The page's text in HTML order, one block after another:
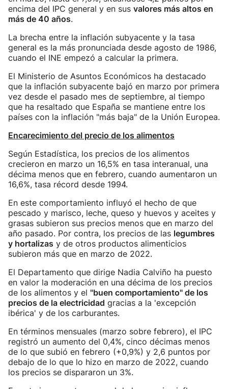
encima del IPC general y en sus valores más altos en
más de 40 años.
La brecha entre la inflación subyacente y la tasa
general es la más pronunciada desde agosto de 1986,
cuando el INE empezó a calcular la primera.
El Ministerio de Asuntos Económicos ha destacado
que la inflación subyacente bajó en marzo por primera
vez desde el pasado mes de septiembre, al tiempo
que ha resaltado que España se mantiene entre los
países con la inflación "más baja" de la Unión Europea.
Encarecimiento del precio de los alimentos
Según Estadística, los precios de los alimentos
crecieron en marzo un 16,5% en tasa interanual, una
décima menos que en febrero, cuando aumentaron un
16,6%, tasa récord desde 1994.
En este comportamiento influyó el hecho de que
pescado y marisco, leche, queso y huevos y aceites y
grasas subieron sus precios menos que en marzo del
año pasado. Por contra, los precios de las legumbres
y hortalizas y de otros productos alimenticios
subieron más que en marzo de 2022.
El Departamento que dirige Nadia Calviño ha puesto
en valor la moderación en una décima de los precios
de los alimentos y el "buen comportamiento" de los
precios de la electricidad gracias a la 'excepción
ibérica' y de los carburantes.
En términos mensuales (marzo sobre febrero), el IPC
registró un aumento del 0,4%, cinco décimas menos
de lo que subió en febrero (+0,9%) y 2,6 puntos por
debajo de lo que lo hizo en marzo de 2022, cuando
los precios se dispararon un 3%.